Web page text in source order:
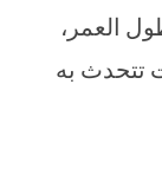
العمر،
تتحدث به